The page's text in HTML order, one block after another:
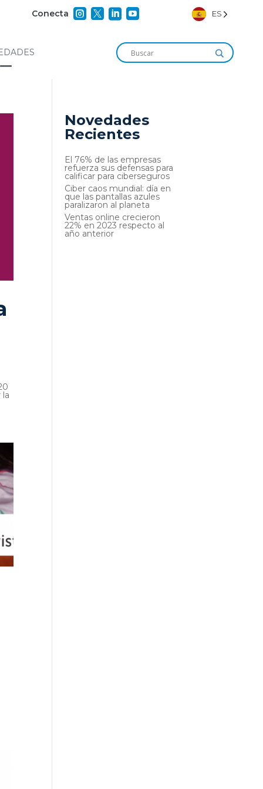
Conecta     ES
la
Novedades
Recientes
El 76% de las empresas
refuerza sus defensas para
calificar para ciberseguros
Ciber caos mundial: día en
que las pantallas azules
paralizaron al planeta
Ventas online crecieron
22% en 2023 respecto al
año anterior